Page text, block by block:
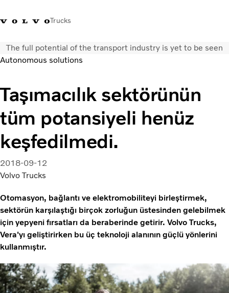
Trucks
+4448586 Volvo Trucks MağazasıOturum açın Türkiye
Taşımacılık çözümleri
Kamyonlar
Hizmetler
Bayi arama
Haberler
Hakkımızda
Bize Ulaşın
The full potential of the transport industry is yet to be seen
Autonomous solutions
Taşımacılık sektörünün
tüm potansiyeli henüz
keşfedilmedi.
2018-09-12
Volvo Trucks
Otomasyon, bağlantı ve elektromobiliteyi birleştirmek,
sektörün karşılaştığı birçok zorluğun üstesinden gelebilmek
için yepyeni fırsatları da beraberinde getirir. Volvo Trucks,
Vera'yı geliştirirken bu üç teknoloji alanının güçlü yönlerini
kullanmıştır.